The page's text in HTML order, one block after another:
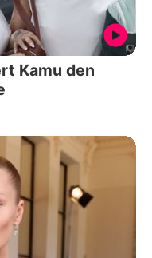
Kamu den